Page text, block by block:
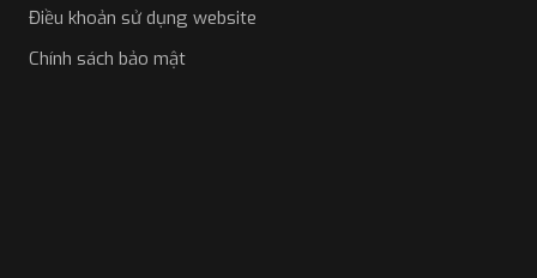
Điều khoản sử dụng website
Chính sách bảo mật